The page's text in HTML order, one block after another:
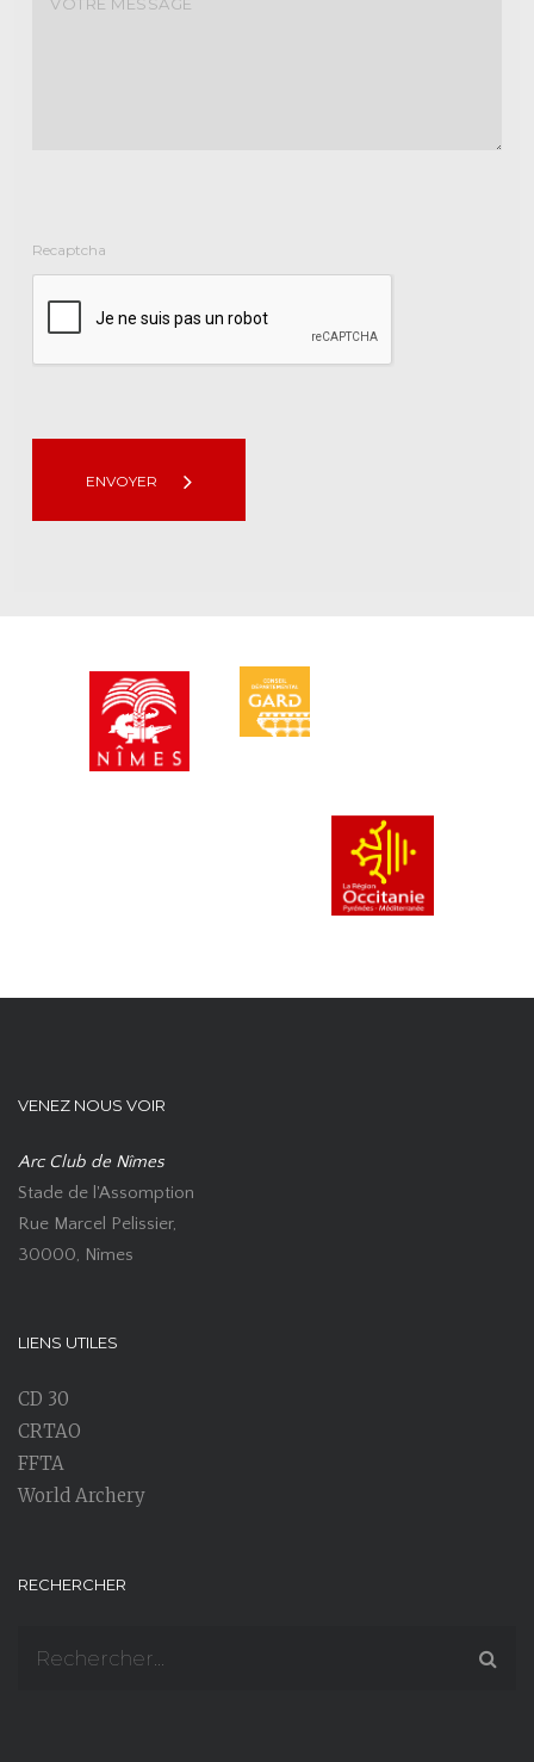
Recaptcha
ENVOYER
VENEZ NOUS VOIR
Arc Club de Nîmes
Stade de l'Assomption
Rue Marcel Pelissier,
30000, Nîmes
LIENS UTILES
CD 30
CRTAO
FFTA
World Archery
RECHERCHER